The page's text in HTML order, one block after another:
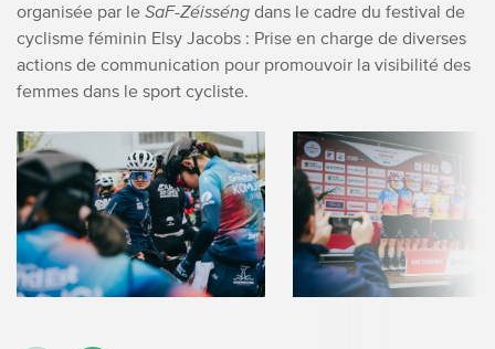
organisée par le SaF-Zéisséng dans le cadre du festival de
cyclisme féminin Elsy Jacobs : Prise en charge de diverses
actions de communication pour promouvoir la visibilité des
femmes dans le sport cycliste.